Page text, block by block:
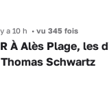
a 10 h •vu 345 fois
À Alès Plage, les
Schwartz